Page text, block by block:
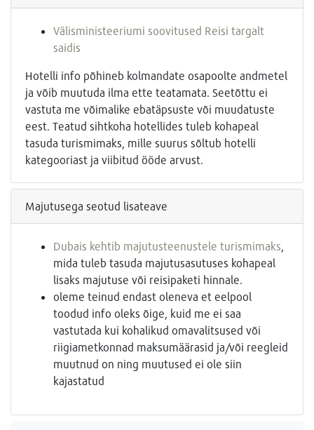
Välisministeeriumi soovitused Reisi targalt
saidis
Hotelli info põhineb kolmandate osapoolte andmetel
ja võib muutuda ilma ette teatamata. Seetõttu ei
vastuta me võimalike ebatäpsuste või muudatuste
eest. Teatud sihtkoha hotellides tuleb kohapeal
tasuda turismimaks, mille suurus sõltub hotelli
kategooriast ja viibitud ööde arvust.
Majutusega seotud lisateave
Dubais kehtib majutusteenustele turismimaks,
mida tuleb tasuda majutusasutuses kohapeal
lisaks majutuse või reisipaketi hinnale.
oleme teinud endast oleneva et eelpool
toodud info oleks õige, kuid me ei saa
vastutada kui kohalikud omavalitsused või
riigiametkonnad maksumäärasid ja/või reegleid
muutnud on ning muutused ei ole siin
kajastatud